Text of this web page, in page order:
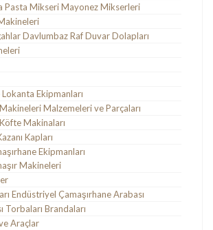
Pasta Mikseri Mayonez Mikserleri
Davlumbaz Raf Duvar Dolapları
Ekipmanları
Malzemeleri ve Parçaları
Makinaları
Kapları
Ekipmanları
Makineleri
Endüstriyel Çamaşırhane Arabası
Torbaları Brandaları
Araçlar